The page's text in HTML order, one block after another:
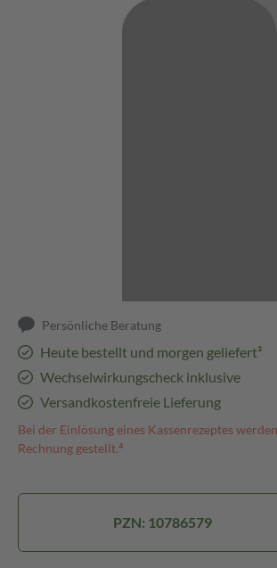
Persönliche Beratung
Heute bestellt und morgen geliefert³
Wechselwirkungscheck inklusive
Versandkostenfreie Lieferung
Bei der Einlösung eines Kassenrezeptes
Rechnung gestellt.⁴
PZN: 10786579